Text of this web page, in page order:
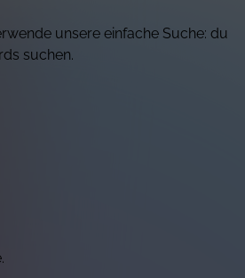
unsere einfache Suche: du
suchen.